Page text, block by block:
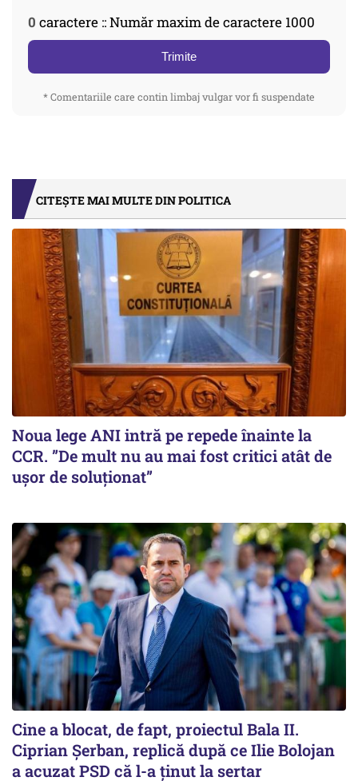
0 caractere :: Număr maxim de caractere 1000
Trimite
* Comentariile care contin limbaj vulgar vor fi suspendate
CITEȘTE MAI MULTE DIN POLITICA
Noua lege ANI intră pe repede înainte la
CCR. ”De mult nu au mai fost critici atât de
ușor de soluționat”
Cine a blocat, de fapt, proiectul Bala II.
Ciprian Șerban, replică după ce Ilie Bolojan
a acuzat PSD că l-a ținut la sertar